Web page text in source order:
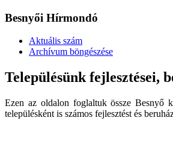
Besnyői Hírmondó
Aktuális szám
Archívum böngészése
Településünk fejlesztései,
Ezen az oldalon foglaltuk össze Besnyő
településként is számos fejlesztést és